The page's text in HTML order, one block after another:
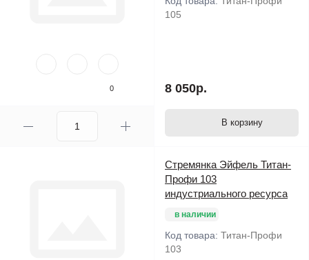
0
105
8 050р.
В корзину
Стремянка Эйфель Титан-
Профи 103
индустриального ресурса
в наличии
Код товара: Титан-Профи
103